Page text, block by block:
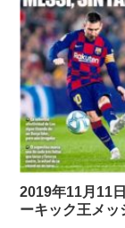
2019年11月11
ーキック王メッ